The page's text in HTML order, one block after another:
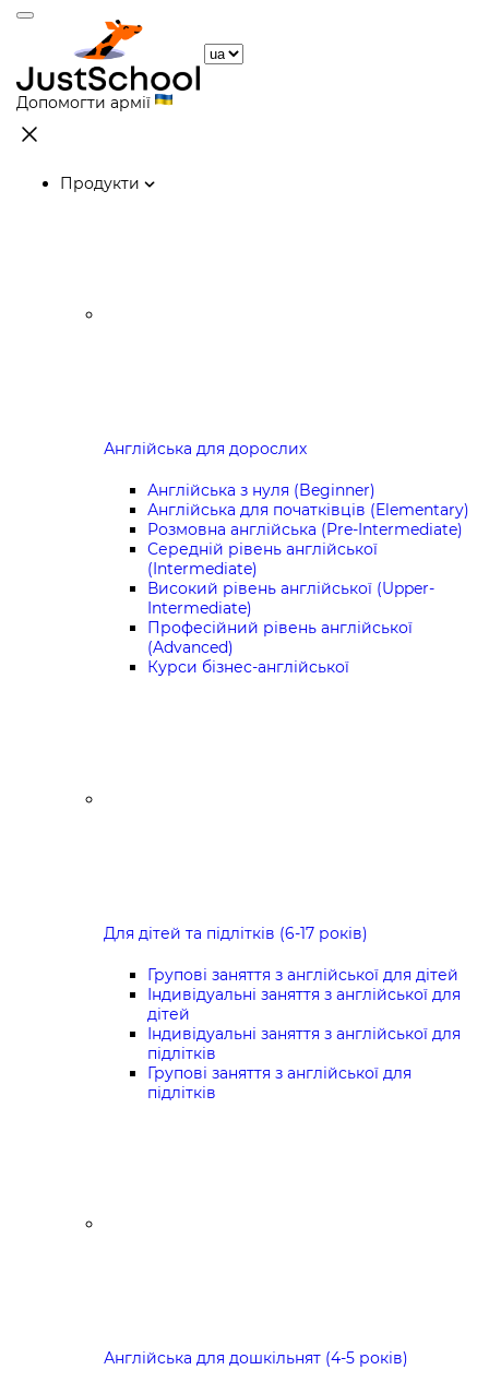
Допомогти армії
Продукти
Англійська для дорослих
Англійська з нуля (Beginner)
Англійська для початківців (Elementary)
Розмовна англійська (Pre-Intermediate)
Середній рівень англійської
(Intermediate)
Високий рівень англійської (Upper-
Intermediate)
Професійний рівень англійської
(Advanced)
Курси бізнес-англійської
Для дітей та підлітків (6-17 років)
Групові заняття з англійської для дітей
Індивідуальні заняття з англійської для
дітей
Індивідуальні заняття з англійської для
підлітків
Групові заняття з англійської для
підлітків
Англійська для дошкільнят (4-5 років)